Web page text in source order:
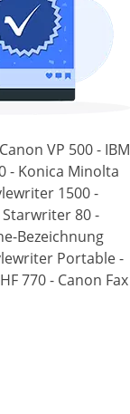
VP 500 - IBM
- Konica Minolta
1500 -
Starwriter 80 -
Bezeichnung
Portable -
770 - Canon